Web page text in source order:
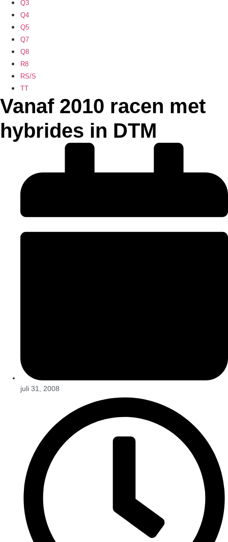
Q3
Q4
Q5
Q7
Q8
R8
RS/S
TT
Vanaf 2010 racen met
hybrides in DTM
juli 31, 2008